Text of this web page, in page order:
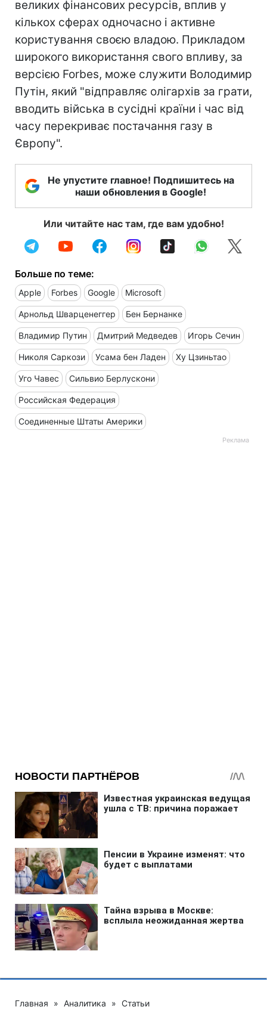
великих фінансових ресурсів, вплив у
кількох сферах одночасно і активне
користування своєю владою. Прикладом
широкого використання свого впливу, за
версією Forbes, може служити Володимир
Путін, який "відправляє олігархів за грати,
вводить війська в сусідні країни і час від
часу перекриває постачання газу в
Європу".
Не упустите главное! Подпишитесь на
наши обновления в Google!
Или читайте нас там, где вам удобно!
Больше по теме:
Apple Forbes Google Microsoft
Арнольд Шварценеггер Бен Бернанке
Владимир Путин Дмитрий Медведев Игорь Сечин
Николя Саркози Усама бен Ладен Ху Цзиньтао
Уго Чавес Сильвио Берлускони
Российская Федерация
Соединенные Штаты Америки
Главная » Аналитика » Статьи